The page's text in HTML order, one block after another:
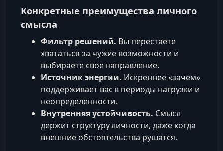
Конкретные преимущества личного
смысла
Фильтр решений. Вы перестаете
хвататься за чужие возможности и
выбираете свое направление.
Источник энергии. Искреннее «зачем»
поддерживает вас в периоды нагрузки и
неопределенности.
Внутренняя устойчивость. Смысл
держит структуру личности, даже когда
внешние обстоятельства рушатся.